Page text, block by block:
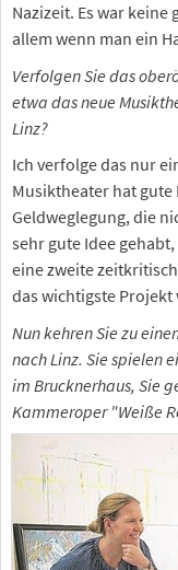
Nazizeit. Es war
allem wenn man ein
Verfolgen Sie das
etwa das neue
Linz?
Ich verfolge das nur
Musiktheater hat
Geldweglegung, die
sehr gute Idee
eine zweite
das wichtigste
Nun kehren Sie zu
nach Linz. Sie spielen
im Brucknerhaus, Sie
Kammeroper "Weiße